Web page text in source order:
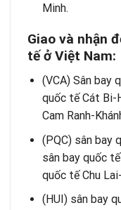
Minh.
Giao và nhận
tế ở Việt Nam:
(VCA) Sân bay
quốc tế Cát Bi-
Cam Ranh-
(PQC) sân bay
sân bay quốc
quốc tế Chu
(HUI) sân bay